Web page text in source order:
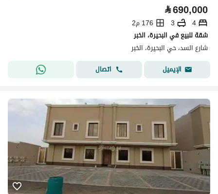
⃁690,000
4
3
176 م2
شقة للبيع في البحيرة، الخبر
شارع السد، حي البحيرة، الخبر
الإيميل
اتصال